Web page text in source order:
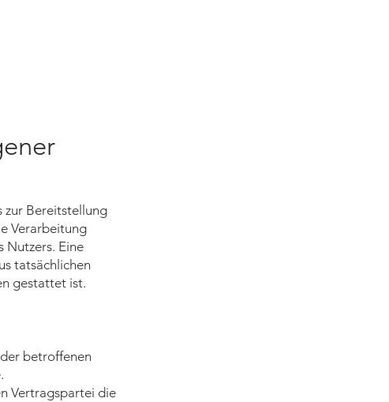
zur Bereitstellung
Verarbeitung
Nutzers. Eine
tatsächlichen
gestattet ist.
betroffenen
Vertragspartei die